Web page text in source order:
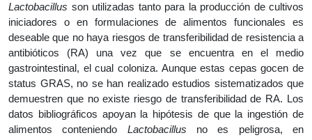
Lactobacillus son utilizadas tanto para la producción de cultivos
iniciadores o en formulaciones de alimentos funcionales es
deseable que no haya riesgos de transferibilidad de resistencia a
antibióticos (RA) una vez que se encuentra en el medio
gastrointestinal, el cual coloniza. Aunque estas cepas gocen de
status GRAS, no se han realizado estudios sistematizados que
demuestren que no existe riesgo de transferibilidad de RA. Los
datos bibliográficos apoyan la hipótesis de que la ingestión de
alimentos conteniendo Lactobacillus no es peligrosa, en